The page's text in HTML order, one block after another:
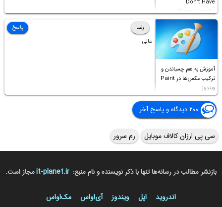
Don’t Have
Permission to
Access this folder
آموزش به هم چسباندن و
ترکیب عکس‌ها در Paint
ویندوز
رضا
عالی
پاسخ
۲۰۰ دیدگاه و پاسخ آخر
سی پی ارزان کالاف موبایل رم سرور
بازنشر مطالب در رسانه‌ها تنها با ذکر نویسنده و نام منبع: it-planet.irمجاز است.
اندروید اپل ویندوز آی‌او‌اس مک‌او‌اس